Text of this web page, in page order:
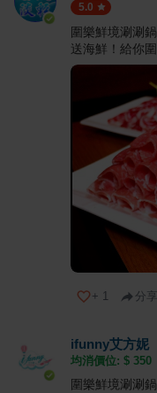
5.0
圍樂鮮境涮涮
送海鮮！給你
+ 1 分享
ifunny艾方妮
均消價位: $ 350
圍樂鮮境涮涮